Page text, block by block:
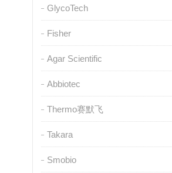
GlycoTech
Fisher
Agar Scientific
Abbiotec
Thermo赛默飞
Takara
Smobio